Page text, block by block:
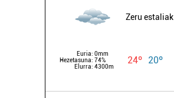
Zeru estaliak
Euria: 0mm
Hezetasuna: 74%
Elurra: 4300m
24º 20º